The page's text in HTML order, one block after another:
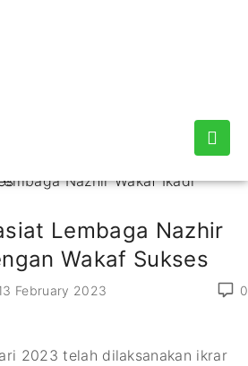
Lembaga Nazhir
Wakaf Sukses
0
February 2023
2023 telah dilaksanakan ikrar